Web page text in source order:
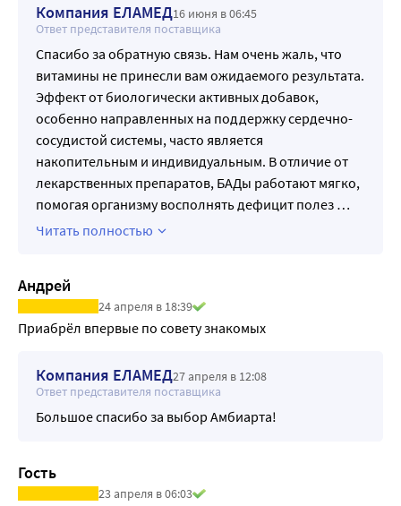
• Способствует нормализации артериального давления,
снижая риск хронической гипертонии.
11 компонентов в составе предназначены для
комплексной поддержки сердца при повышенных
нагрузках и стрессе, помогая сохранить здоровье и
АКТИВНЫЕ ИНГРЕДИЕНТЫ:
Коэнзим Q10 - участвует в производстве энергии в
каждой клетке тела, улучшает клеточное дыхание,
мощнейший антиоксидант. Помогает снизить риск
атеросклероза, укрепить сердце и сосуды. Особенно
старше 30 лет, когда в организме начинает снижаться
естественный синтез этого удивительно полезного
вещества.
замедления старения клеток, нормализации
артериального давления, укрепления стенок сосудов и
снижения их проницаемости. Способствует снижению
биотин) - участвуют в защите от атеросклероза,
способствуют снижению уровня холестерина,
Компания ЕЛАМЕД16 июня в 06:45
Ответ представителя поставщика
Спасибо за обратную связь. Нам очень жаль, что
витамины не принесли вам ожидаемого результата.
Эффект от биологически активных добавок,
особенно направленных на поддержку сердечно-
сосудистой системы, часто является
накопительным и индивидуальным. В отличие от
лекарственных препаратов, БАДы работают мягко,
помогая организму восполнять дефицит полез …
Читать полностью
Андрей
24 апреля в 18:39
Приабрёл впервые по совету знакомых
Компания ЕЛАМЕД27 апреля в 12:08
Ответ представителя поставщика
Большое спасибо за выбор Амбиарта!
Гость
23 апреля в 06:03